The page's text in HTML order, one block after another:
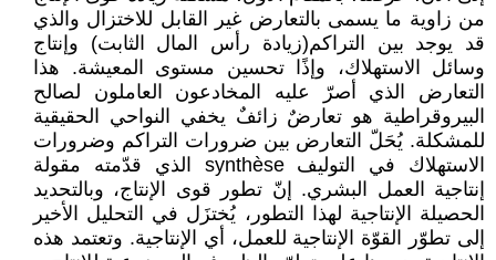
من زاوية ما يسمى بالتعارض غير القابل ‏للاختزال والذي
قد يوجد بين التراكم(زيادة رأس المال الثابت) وإنتاج
وسائل الاستهلاك، وإذًا تحسين مستوى ‏المعيشة. هذا
التعارض الذي أصرّ عليه المخادعون العاملون لصالح
البيروقراطية هو تعارضٌ زائفٌ يخفي ‏النواحي الحقيقية
للمشكلة. يُحَلّ التعارض بين ضرورات التراكم وضرورات
الاستهلاك في التوليف ‏synthèse‏ الذي قدّمته مقولة
إنتاجية العمل البشري. إنّ تطور قوى الإنتاج، وبالتحديد
الحصيلة الإنتاجية ‏لهذا التطور، يُختزَل في التحليل الأخير
إلى تطوّر القوّة الإنتاجية للعمل، أي الإنتاجية. وتعتمد هذه